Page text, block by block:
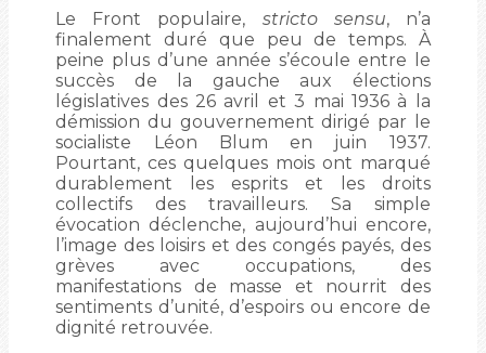
Le Front populaire, stricto sensu, n’a
finalement duré que peu de temps. À
peine plus d’une année s’écoule entre le
succès de la gauche aux élections
législatives des 26 avril et 3 mai 1936 à la
démission du gouvernement dirigé par le
socialiste Léon Blum en juin 1937.
Pourtant, ces quelques mois ont marqué
durablement les esprits et les droits
collectifs des travailleurs. Sa simple
évocation déclenche, aujourd’hui encore,
l’image des loisirs et des congés payés, des
grèves avec occupations, des
manifestations de masse et nourrit des
sentiments d’unité, d’espoirs ou encore de
dignité retrouvée.